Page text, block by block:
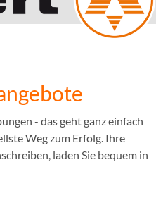
- das geht ganz einfach
Weg zum Erfolg. Ihre
laden Sie bequem in